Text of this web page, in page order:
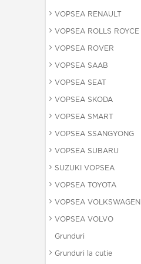
VOPSEA RENAULT
VOPSEA ROLLS ROYCE
VOPSEA ROVER
VOPSEA SAAB
VOPSEA SEAT
VOPSEA SKODA
VOPSEA SMART
VOPSEA SSANGYONG
VOPSEA SUBARU
SUZUKI VOPSEA
VOPSEA TOYOTA
VOPSEA VOLKSWAGEN
VOPSEA VOLVO
Grunduri
Grunduri la cutie